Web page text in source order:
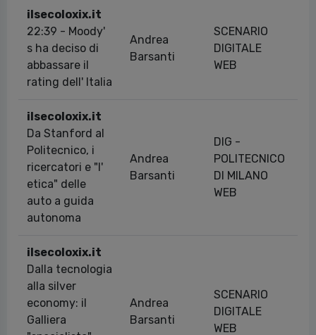
ilsecoloxix.it
22:39 - Moody'
s ha deciso di
abbassare il
rating dell' Italia
Andrea
Barsanti
SCENARIO
DIGITALE
WEB
ilsecoloxix.it
Da Stanford al
Politecnico, i
ricercatori e "l'
etica" delle
auto a guida
autonoma
Andrea
Barsanti
DIG -
POLITECNICO
DI MILANO
WEB
ilsecoloxix.it
Dalla tecnologia
alla silver
economy: il
Galliera
Andrea
Barsanti
SCENARIO
DIGITALE
WEB